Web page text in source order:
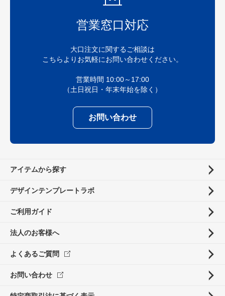
営業窓口対応
大口注文に関するご相談は
こちらよりお気軽にお問い合わせください。
営業時間 10:00～17:00
（土日祝日・年末年始を除く）
お問い合わせ
アイテムから探す
デザインテンプレートラボ
ご利用ガイド
法人のお客様へ
よくあるご質問
お問い合わせ